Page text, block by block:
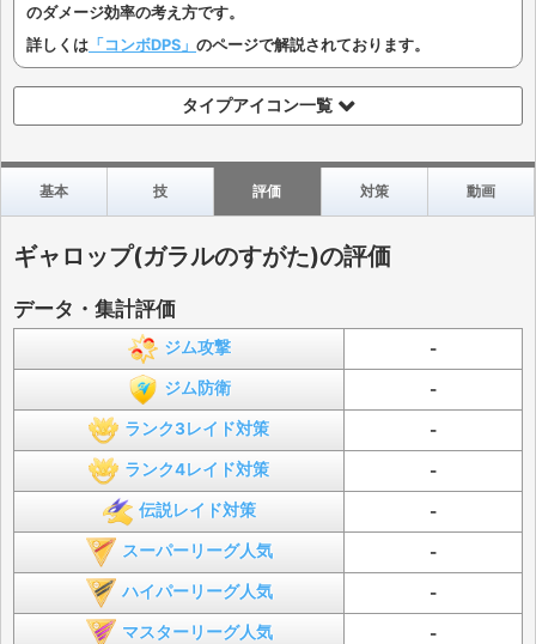
のダメージ効率の考え方です。
詳しくは 「コンボDPS」 のページで解説されております。
タイプアイコン一覧
基本 技 評価 対策 動画
ギャロップ(ガラルのすがた)の評価
データ・集計評価
ジム攻撃 -
ジム防衛 -
ランク3レイド対策 -
ランク4レイド対策 -
伝説レイド対策 -
スーパーリーグ人気 -
ハイパーリーグ人気 -
マスターリーグ人気 -